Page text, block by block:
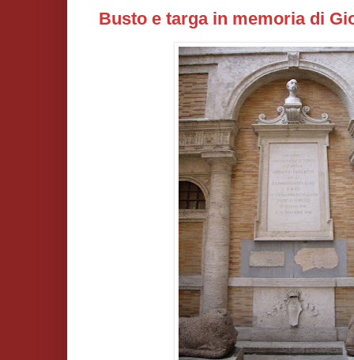
Busto e targa in memoria di